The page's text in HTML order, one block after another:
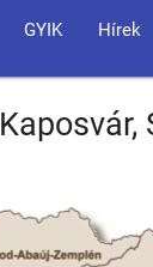
GYIK Hírek